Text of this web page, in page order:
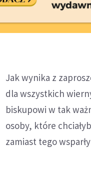
Jak wynika z
dla wszystkich
biskupowi w tak
osoby, które
zamiast tego